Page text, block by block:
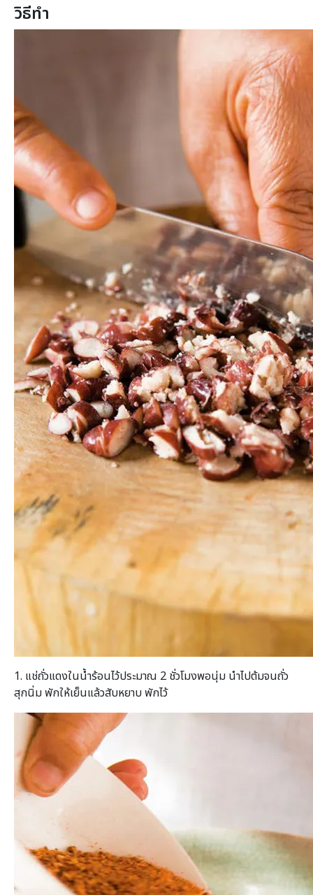
วิธีทำ
1. แช่ถั่วแดงในน้ำร้อนไว้ประมาณ 2 ชั่วโมงพอนุ่ม นำไปต้มจนถั่ว
สุกนิ่ม พักให้เย็นแล้วสับหยาบ พักไว้